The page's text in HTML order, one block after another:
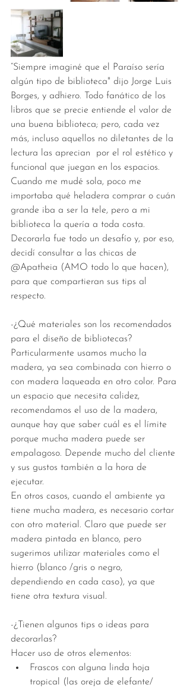
“Siempre imaginé que el Paraíso sería
algún tipo de biblioteca" dijo Jorge Luis
Borges, y adhiero. Todo fanático de los
libros que se precie entiende el valor de
una buena biblioteca; pero, cada vez
más, incluso aquellos no diletantes de la
lectura las aprecian  por el rol estético y
funcional que juegan en los espacios.
Cuando me mudé sola, poco me
importaba qué heladera comprar o cuán
grande iba a ser la tele, pero a mi
biblioteca la quería a toda costa.
Decorarla fue todo un desafío y, por eso,
decidí consultar a las chicas de
@Apatheia (AMO todo lo que hacen),
para que compartieran sus tips al
respecto.
-¿Qué materiales son los recomendados
para el diseño de bibliotecas?
Particularmente usamos mucho la
madera, ya sea combinada con hierro o
con madera laqueada en otro color. Para
un espacio que necesita calidez,
recomendamos el uso de la madera,
aunque hay que saber cuál es el límite
porque mucha madera puede ser
empalagoso. Depende mucho del cliente
y sus gustos también a la hora de
ejecutar.
En otros casos, cuando el ambiente ya
tiene mucha madera, es necesario cortar
con otro material. Claro que puede ser
madera pintada en blanco, pero
sugerimos utilizar materiales como el
hierro (blanco /gris o negro,
dependiendo en cada caso), ya que
tiene otra textura visual.
-¿Tienen algunos tips o ideas para
decorarlas?
Hacer uso de otros elementos:
Frascos con alguna linda hoja
tropical (las oreja de elefante/